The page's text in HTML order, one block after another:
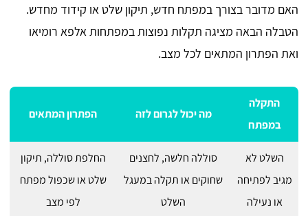
האם מדובר בצורך במפתח חדש, תיקון שלט או קידוד מחדש.
הטבלה הבאה מציגה תקלות נפוצות במפתחות אלפא רומיאו
ואת הפתרון המתאים לכל מצב.
התקלה
במפתח
מה יכול לגרום לזה הפתרון המתאים
השלט לא
מגיב לפתיחה
או נעילה
סוללה חלשה, לחצנים
שחוקים או תקלה במעגל
השלט
החלפת סוללה, תיקון
שלט או שכפול מפתח
לפי מצב